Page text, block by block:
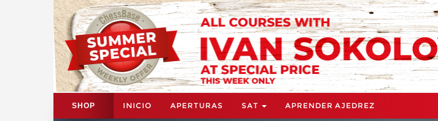
SHOP INICIO APERTURAS SAT APRENDER AJEDREZ